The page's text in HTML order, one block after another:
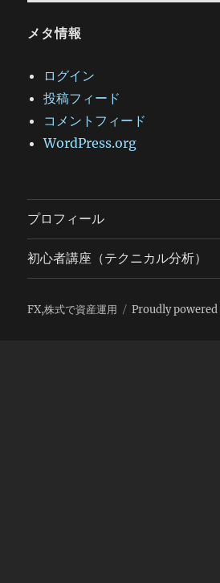
メタ情報
ログイン
投稿フィード
コメントフィード
WordPress.org
プロフィール
初心者講座（テクニカル分析）
FX,株式で資産運用 Proudly